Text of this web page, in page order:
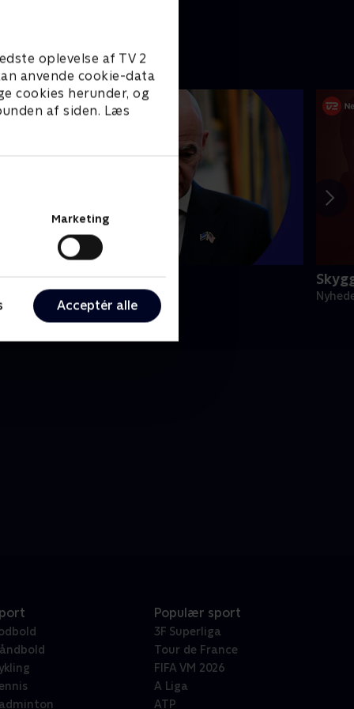
oplevelse af TV 2
anvende cookie-data
cookies herunder, og
af siden. Læs
Marketing
Acceptér alle
- seneste nyt
& Magasiner
Populær sport
3F Superliga
Tour de France
FIFA VM 2026
A Liga
ATP